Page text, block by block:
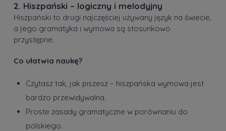
2. Hiszpański – logiczny i melodyjny
Hiszpański to drugi najczęściej używany język na świecie,
a jego gramatyka i wymowa są stosunkowo
przystępne.
Co ułatwia naukę?
Czytasz tak, jak piszesz – hiszpańska wymowa jest
bardzo przewidywalna.
Proste zasady gramatyczne w porównaniu do
polskiego.